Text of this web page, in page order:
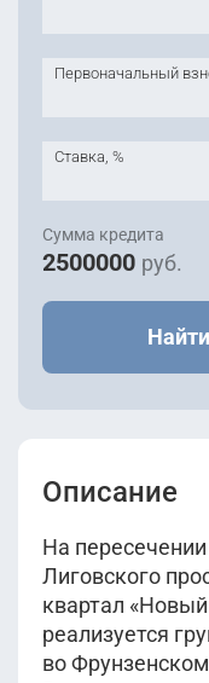
Первоначальный
Ставка, %
Сумма кредита
2500000 руб.
Описание
На
Лиговского
квартал
реализуется
во